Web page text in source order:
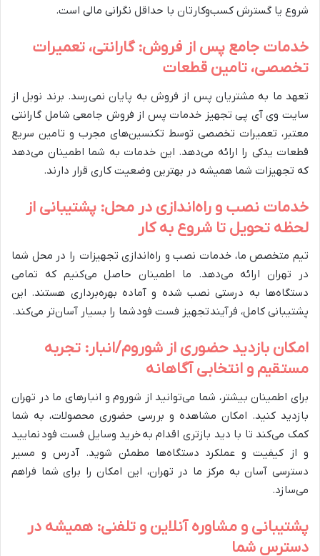
شروع یا گسترش کسب‌وکارتان با حداقل نگرانی مالی است.
خدمات جامع پس از فروش: گارانتی، تعمیرات
تخصصی، تامین قطعات
تعهد ما به مشتریان پس از فروش به پایان نمی‌رسد. برند نوبل از
سایت وی آی پی تجهیز خدمات پس از فروش جامعی شامل گارانتی
معتبر، تعمیرات تخصصی توسط تکنسین‌های مجرب و تامین سریع
قطعات یدکی را ارائه می‌دهد. این خدمات به شما اطمینان می‌دهد
که تجهیزات شما همیشه در بهترین وضعیت کاری قرار دارند.
خدمات نصب و راه‌اندازی در محل: پشتیبانی از
لحظه تحویل تا شروع به کار
تیم متخصص ما، خدمات نصب و راه‌اندازی تجهیزات را در محل شما
در تهران ارائه می‌دهد. ما اطمینان حاصل می‌کنیم که تمامی
دستگاه‌ها به درستی نصب شده و آماده بهره‌برداری هستند. این
پشتیبانی کامل، فرآیند تجهیز فست فود شما را بسیار آسان‌تر می‌کند.
امکان بازدید حضوری از شوروم/انبار: تجربه
مستقیم و انتخابی آگاهانه
برای اطمینان بیشتر، شما می‌توانید از شوروم و انبارهای ما در تهران
بازدید کنید. امکان مشاهده و بررسی حضوری محصولات، به شما
کمک می‌کند تا با دید بازتری اقدام به خرید وسایل فست فود نمایید
و از کیفیت و عملکرد دستگاه‌ها مطمئن شوید. آدرس و مسیر
دسترسی آسان به مرکز ما در تهران، این امکان را برای شما فراهم
می‌سازد.
پشتیبانی و مشاوره آنلاین و تلفنی: همیشه در
دسترس شما